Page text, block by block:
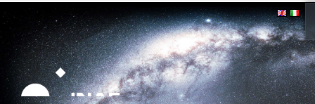
Strumenti
personali
Salta
contenuti.
|
Salta